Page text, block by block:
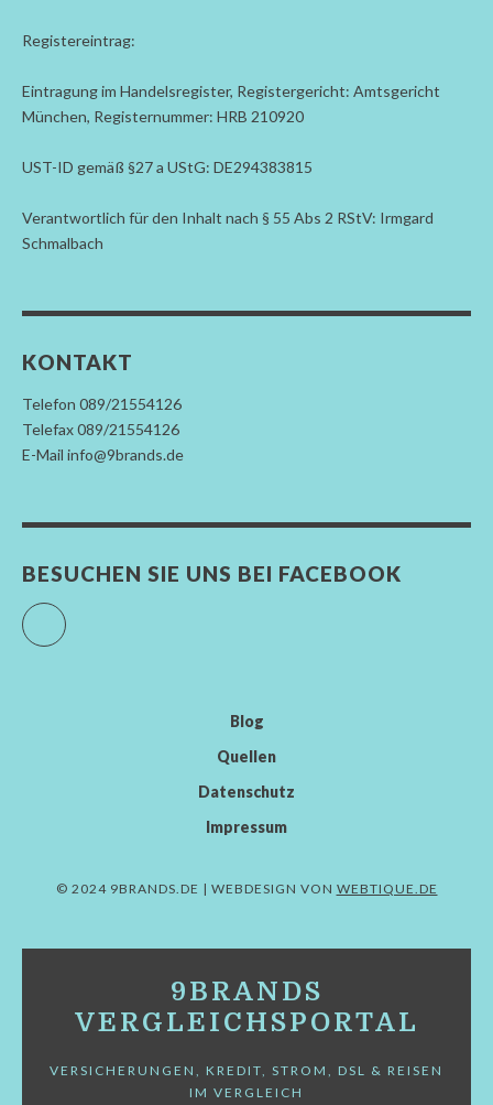
Registereintrag:
Eintragung im Handelsregister, Registergericht: Amtsgericht
München, Registernummer: HRB 210920
UST-ID gemäß §27 a UStG: DE294383815
Verantwortlich für den Inhalt nach § 55 Abs 2 RStV: Irmgard
Schmalbach
KONTAKT
Telefon 089/21554126
Telefax 089/21554126
E-Mail info@9brands.de
BESUCHEN SIE UNS BEI FACEBOOK
Facebook
Blog
Quellen
Datenschutz
Impressum
© 2024 9BRANDS.DE | WEBDESIGN VON WEBTIQUE.DE
9BRANDS
VERGLEICHSPORTAL
VERSICHERUNGEN, KREDIT, STROM, DSL & REISEN
IM VERGLEICH